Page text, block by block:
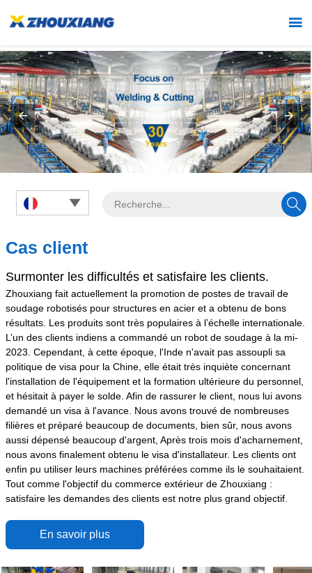

 
Cas client
Surmonter les difficultés et satisfaire les clients.
Zhouxiang fait actuellement la promotion de postes de travail de
soudage robotisés pour structures en acier et a obtenu de bons
résultats. Les produits sont très populaires à l’échelle internationale.
L’un des clients indiens a commandé un robot de soudage à la mi-
2023. Cependant, à cette époque, l'Inde n'avait pas assoupli sa
politique de visa pour la Chine, elle était très inquiète concernant
l'installation de l'équipement et la formation ultérieure du personnel,
et hésitait à payer le solde. Afin de rassurer le client, nous lui avons
demandé un visa à l'avance. Nous avons trouvé de nombreuses
filières et préparé beaucoup de documents, bien sûr, nous avons
aussi dépensé beaucoup d'argent, Après trois mois d'acharnement,
nous avons finalement obtenu le visa d'installateur. Les clients ont
enfin pu utiliser leurs machines préférées comme ils le souhaitaient.
Tout comme l'objectif du commerce extérieur de Zhouxiang :
satisfaire les demandes des clients est notre plus grand objectif.
En savoir plus